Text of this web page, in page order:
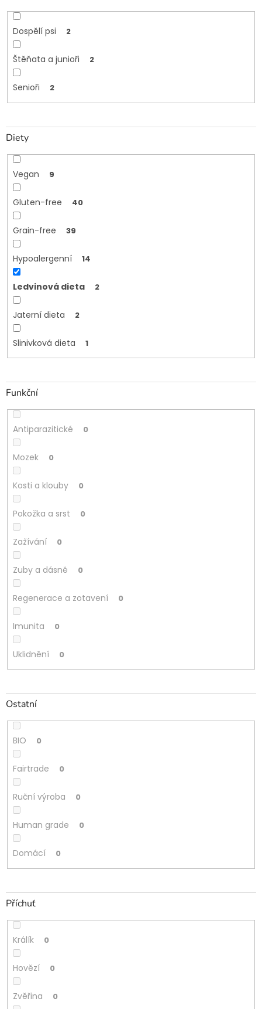
Dospělí psi 2
Štěňata a junioři 2
Senioři 2
Diety
Vegan 9
Gluten-free 40
Grain-free 39
Hypoalergenní 14
Ledvinová dieta 2
Jaterní dieta 2
Slinivková dieta 1
Funkční
Antiparazitické 0
Mozek 0
Kosti a klouby 0
Pokožka a srst 0
Zažívání 0
Zuby a dásně 0
Regenerace a zotavení 0
Imunita 0
Uklidnění 0
Ostatní
BIO 0
Fairtrade 0
Ruční výroba 0
Human grade 0
Domácí 0
Příchuť
Králík 0
Hovězí 0
Zvěřina 0